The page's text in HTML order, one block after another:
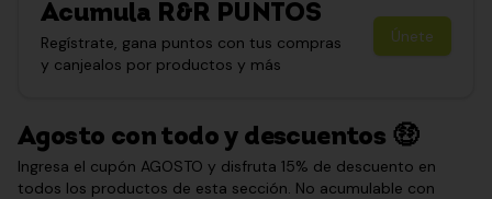
Acumula R&R PUNTOS
Regístrate, gana puntos con tus compras
y canjealos por productos y más
Únete
Agosto con todo y descuentos 🤑
Ingresa el cupón AGOSTO y disfruta 15% de descuento en
todos los productos de esta sección. No acumulable con